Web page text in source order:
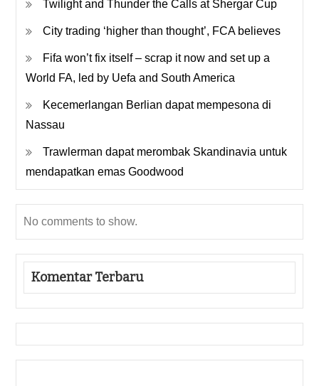
Twilight and Thunder the Calls at Shergar Cup
City trading ‘higher than thought’, FCA believes
Fifa won’t fix itself – scrap it now and set up a
World FA, led by Uefa and South America
Kecemerlangan Berlian dapat mempesona di
Nassau
Trawlerman dapat merombak Skandinavia untuk
mendapatkan emas Goodwood
No comments to show.
Komentar Terbaru